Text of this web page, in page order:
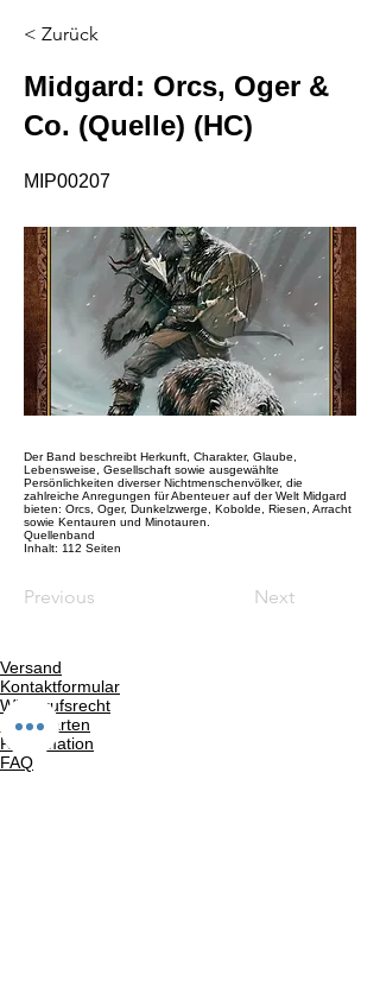
< Zurück
Midgard: Orcs, Oger &
Co. (Quelle) (HC)
MIP00207
Der Band beschreibt Herkunft, Charakter, Glaube,
Lebensweise, Gesellschaft sowie ausgewählte
Persönlichkeiten diverser Nichtmenschenvölker, die
zahlreiche Anregungen für Abenteuer auf der Welt Midgard
bieten: Orcs, Oger, Dunkelzwerge, Kobolde, Riesen, Arracht
sowie Kentauren und Minotauren.
Quellenband
Inhalt: 112 Seiten
Previous Next
Versand
Kontaktformular
Widerrufsrecht
Bezahlarten
Reklamation
FAQ